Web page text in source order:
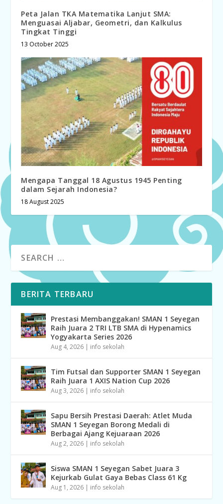
Peta Jalan TKA Matematika Lanjut SMA:
Menguasai Aljabar, Geometri, dan Kalkulus
Tingkat Tinggi
13 October 2025
Mengapa Tanggal 18 Agustus 1945 Penting
dalam Sejarah Indonesia?
18 August 2025
BERITA TERBARU
Prestasi Membanggakan! SMAN 1 Seyegan
Raih Juara 2 TRI LTB SMA di Hypenamics
Yogyakarta Series 2026
Aug 4, 2026 | info sekolah
Tim Futsal dan Supporter SMAN 1 Seyegan
Raih Juara 1 AXIS Nation Cup 2026
Aug 3, 2026 | info sekolah
Sapu Bersih Prestasi Daerah: Atlet Muda
SMAN 1 Seyegan Borong Medali di
Berbagai Ajang Kejuaraan 2026
Aug 2, 2026 | info sekolah
Siswa SMAN 1 Seyegan Sabet Juara 3
Kejurkab Gulat Gaya Bebas Class 61 Kg
Aug 1, 2026 | info sekolah